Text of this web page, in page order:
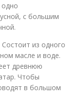
с большим
из одного
масле и воде.
древнюю
Чтобы
в большом